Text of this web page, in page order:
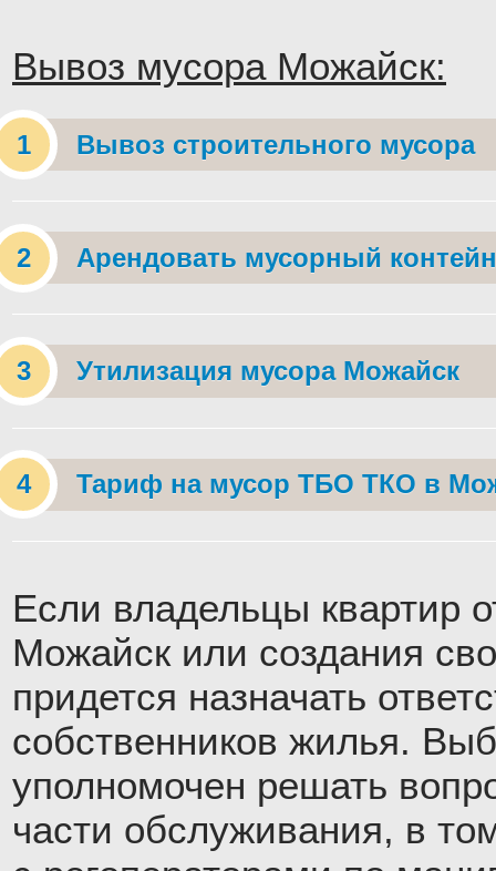
Вывоз мусора Можайск:
Вывоз строительного мусора
Арендовать мусорный
Утилизация мусора Можайск
Тариф на мусор ТБО ТКО в
Если владельцы квартир
Можайск или создания
придется назначать
собственников жилья.
уполномочен решать
части обслуживания, в